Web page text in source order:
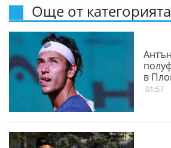
Още от
в
01:57